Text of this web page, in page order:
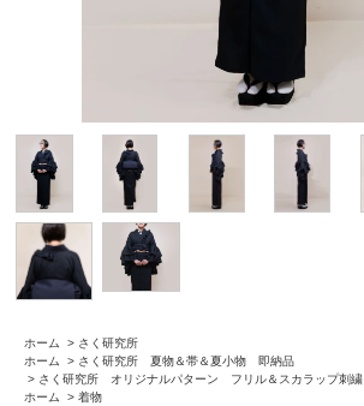
ホーム > さく研究所
ホーム
> さく研究所 夏物＆帯＆夏小物 即納品
> さく研究所 オリジナルパターン フリル＆スカラップ刺繍
ホーム
> 着物